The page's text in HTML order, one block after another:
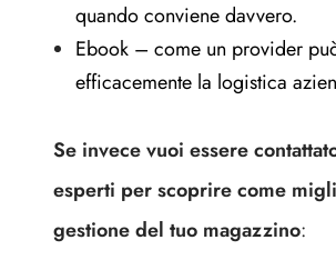
quando conviene davvero.
Ebook – come un provider
efficacemente la logistica
Se invece vuoi essere
esperti per scoprire come
gestione del tuo magazzino: